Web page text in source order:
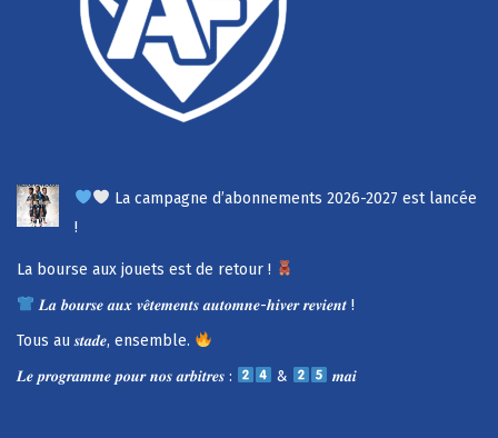
La campagne d’abonnements 2026-2027 est lancée
!
La bourse aux jouets est de retour !
𝑳𝒂 𝒃𝒐𝒖𝒓𝒔𝒆 𝒂𝒖𝒙 𝒗𝒆̂𝒕𝒆𝒎𝒆𝒏𝒕𝒔 𝒂𝒖𝒕𝒐𝒎𝒏𝒆-𝒉𝒊𝒗𝒆𝒓 𝒓𝒆𝒗𝒊𝒆𝒏𝒕 !
Tous au 𝒔𝒕𝒂𝒅𝒆, ensemble.
𝑳𝒆 𝒑𝒓𝒐𝒈𝒓𝒂𝒎𝒎𝒆 𝒑𝒐𝒖𝒓 𝒏𝒐𝒔 𝒂𝒓𝒃𝒊𝒕𝒓𝒆𝒔 :
& 𝒎𝒂𝒊